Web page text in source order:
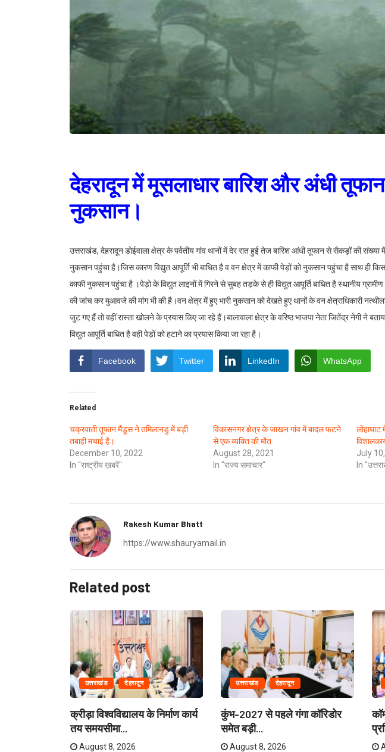
देहरादून में मूसलाधार बारिश और अंधी
नुकसान।
उत्तराखंड, देहरादून डोईवाला क्षेत्र के पर्वतीय गांव थानों में देर रात हुई तेज बारिश आंधी तूफान से सैकड़ों की संख्या
नुकसान पहुंचा है।जिस कारण विद्युत आपूर्ति भी बाधित है व वन क्षेत्र में काफी पेड़ों को नुकसान पहुंचा है साथ ही
काफी नुकसान पहुंचा है ।पेड़ो के विद्युत लाइनों में गिरने से सुबह तड़के से ही विद्युत आपूर्ति बाधित है स्थानीय
की जांच कर मुआवजे की मांग भी की है।वन क्षेत्र में हुए भारी नुकसान को देखते हुए थानों के वन क्षेत्राधिकारी
जुट गए हैं तो वहीं रास्ता खोलने के प्रयास किए जा रहे हैं।बालावाला क्षेत्र के वरिष्ठ भाजपा नेता जितेंद्र नेगी ने
विद्युत आपूर्ति बाधित है वही पेड़ों को हटाने का प्रयास किया जा रहा है।
Facebook Twitter LinkedIn WhatsApp
Related
चक्रवाती तूफान मैंडूस ने तमिलानडु में बड़ी
तबाही मचाई है।
December 10, 2022
In "राष्ट्रीय ख़बरें"
विकासनगर क्षेत्र के जाखन गांव में बादल फटने
से एक व्यक्ति की मौत
August 28, 2021
In "राज्य समाचार"
लोहाघाट
July
In
Rakesh Kumar Bhatt
https://www.shauryamail.in
Related post
उत्तराखंड देहरादून
क्रीड़ा विश्वविद्यालय के निर्माण कार्य
तय समयसीमा...
August 8, 2026
उत्तराखंड देहरादून
कुंभ-2027 से पहले गंगा कॉरिडोर
समेत बड़ी...
August 8, 2026